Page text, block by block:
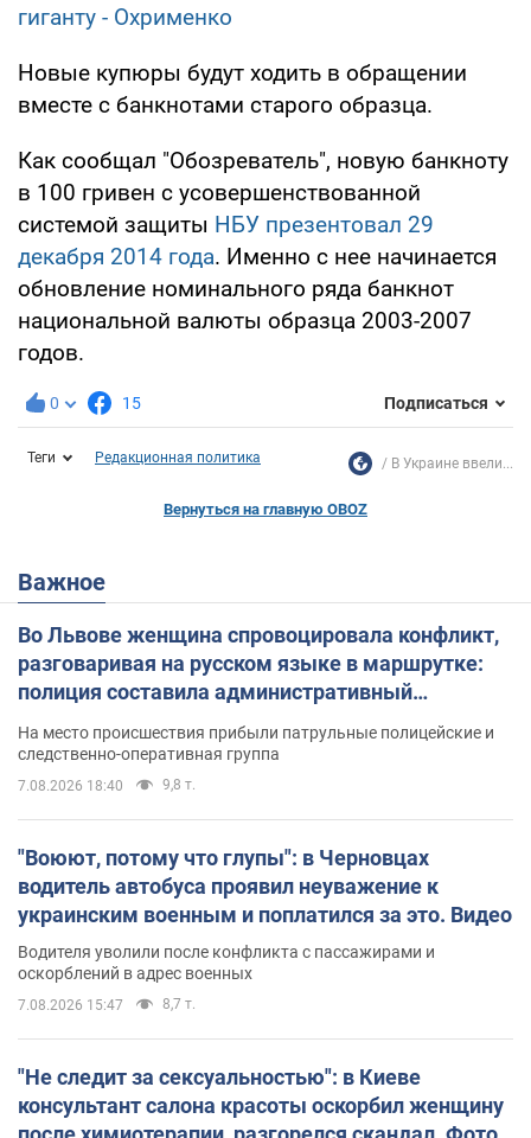
гиганту - Охрименко
Новые купюры будут ходить в обращении
вместе с банкнотами старого образца.
Как сообщал "Обозреватель", новую банкноту
в 100 гривен с усовершенствованной
системой защиты НБУ презентовал 29
декабря 2014 года. Именно с нее начинается
обновление номинального ряда банкнот
национальной валюты образца 2003-2007
годов.
0 15 Подписаться
Теги Редакционная политика В Украине ввели...
Вернуться на главную OBOZ
Важное
Во Львове женщина спровоцировала конфликт,
разговаривая на русском языке в маршрутке:
полиция составила административный
На место происшествия прибыли патрульные полицейские и
следственно-оперативная группа
7.08.2026 18:40 9,8 т.
"Воюют, потому что глупы": в Черновцах
водитель автобуса проявил неуважение к
украинским военным и поплатился за это. Видео
Водителя уволили после конфликта с пассажирами и
оскорблений в адрес военных
7.08.2026 15:47 8,7 т.
"Не следит за сексуальностью": в Киеве
консультант салона красоты оскорбил женщину